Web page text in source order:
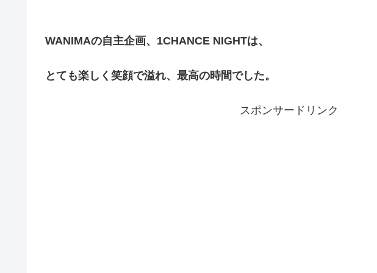
WANIMAの自主企画、1CHANCE NIGHTは、
とても楽しく笑顔で溢れ、最高の時間でした。
スポンサードリンク